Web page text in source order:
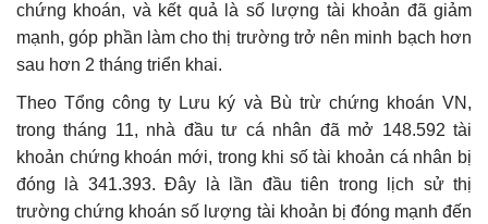
chứng khoán, và kết quả là số lượng tài khoản đã giảm
mạnh, góp phần làm cho thị trường trở nên minh bạch hơn
sau hơn 2 tháng triển khai.
Theo Tổng công ty Lưu ký và Bù trừ chứng khoán VN,
trong tháng 11, nhà đầu tư cá nhân đã mở 148.592 tài
khoản chứng khoán mới, trong khi số tài khoản cá nhân bị
đóng là 341.393. Đây là lần đầu tiên trong lịch sử thị
trường chứng khoán số lượng tài khoản bị đóng mạnh đến